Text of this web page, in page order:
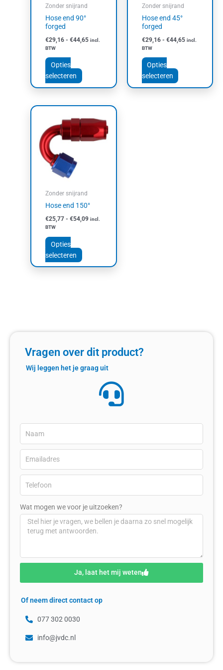
Zonder snijrand
Hose end 90°
forged
€29,16 - €44,65 incl.
BTW
Opties
selecteren
worden
de
Zonder snijrand
Hose end 45°
forged
€29,16 - €44,65 incl.
BTW
Opties
selecteren
worden
de
Zonder snijrand
Hose end 150°
€25,77 - €54,09
Prijsklasse:
€25,77
tot
€54,09
incl.
BTW
Opties
selecteren
product
heeft
meerdere
worden
op
Vragen over dit product?
Wij leggen het je graag uit
Wat mogen we voor je uitzoeken?
Ja, laat het mij weten
Of neem direct contact op
077 302 0030
info@jvdc.nl